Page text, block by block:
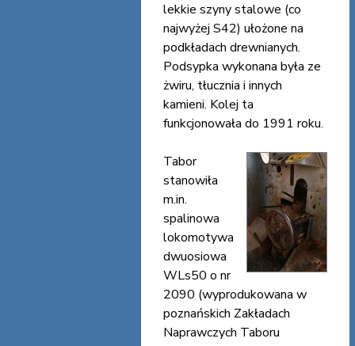
lekkie szyny stalowe (co
najwyżej S42) ułożone na
podkładach drewnianych.
Podsypka wykonana była ze
żwiru, tłucznia i innych
kamieni. Kolej ta
funkcjonowała do 1991 roku.
Tabor
stanowiła
m.in.
spalinowa
lokomotywa
dwuosiowa
WLs50 o nr
2090 (wyprodukowana w
poznańskich Zakładach
Naprawczych Taboru